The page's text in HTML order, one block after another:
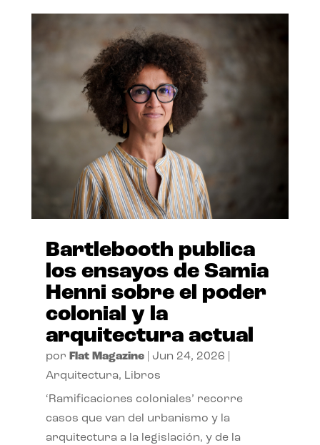
Bartlebooth publica
los ensayos de Samia
Henni sobre el poder
colonial y la
arquitectura actual
por Flat Magazine| Jun 24, 2026
Arquitectura, Libros
‘Ramificaciones coloniales’ recorre
casos que van del urbanismo y la
arquitectura a la legislación, y de la